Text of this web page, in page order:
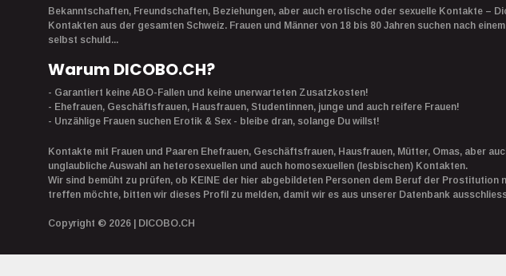
Bekanntschaften, Freundschaften, Beziehungen, aber auch erotische oder sexuelle Kontakte –
Kontakten aus der gesamten Schweiz. Frauen und Männer von 18 bis 80 Jahren suchen nach
selbst schuld...
Warum DICOBO.CH?
- Garantiert keine ABO-Fallen und keine unerwarteten Zusatzkosten!
- Ehefrauen, Geschäftsfrauen, Hausfrauen, Studentinnen, junge und auch reifere Frauen!
- Unzählige Frauen suchen Erotik & Sex - bleibe dran, solange Du willst!
Kontakte mit Frauen und Paaren Ehefrauen, Geschäftsfrauen, Hausfrauen, Mütter, Omas, aber
unglaubliche Auswahl an heterosexuellen und auch homosexuellen (lesbischen) Kontakten.
Wir sind bemüht zu prüfen, ob KEINE der hier abgebildeten Personen dem Beruf der Prostitution
treffen möchte, bitten wir dieses Profil zu melden, damit wir es aus unserer Datenbank
Copyright © 2026 | DICOBO.CH